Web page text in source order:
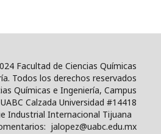
Facultad de Ciencias Químicas
Todos los derechos reservados
Químicas e Ingeniería, Campus
Calzada Universidad #14418
Industrial Internacional Tijuana
jalopez@uabc.edu.mx